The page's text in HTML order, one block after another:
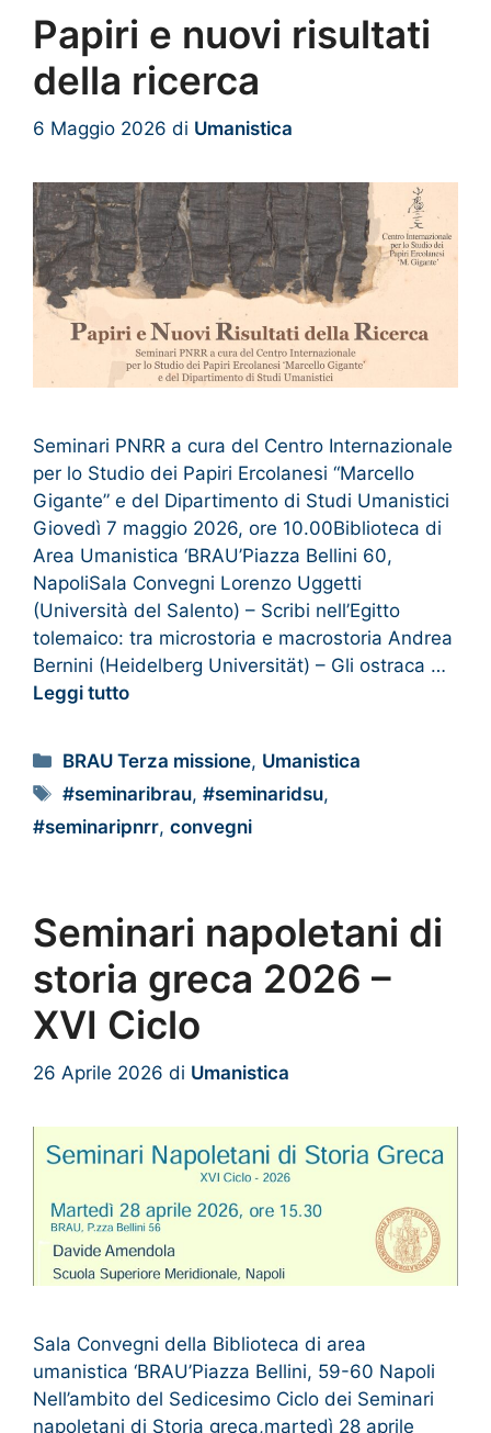
Papiri e nuovi risultati
della ricerca
6 Maggio 2026 di Umanistica
Seminari PNRR a cura del Centro Internazionale
per lo Studio dei Papiri Ercolanesi “Marcello
Gigante” e del Dipartimento di Studi Umanistici
Giovedì 7 maggio 2026, ore 10.00Biblioteca di
Area Umanistica ‘BRAU’Piazza Bellini 60,
NapoliSala Convegni Lorenzo Uggetti
(Università del Salento) – Scribi nell’Egitto
tolemaico: tra microstoria e macrostoria Andrea
Bernini (Heidelberg Universität) – Gli ostraca …
Leggi tutto
BRAU Terza missione, Umanistica
#seminaribrau,#seminaridsu,
#seminaripnrr, convegni
Seminari napoletani di
storia greca 2026 –
XVI Ciclo
26 Aprile 2026 di Umanistica
Sala Convegni della Biblioteca di area
umanistica ‘BRAU’Piazza Bellini, 59-60 Napoli
Nell’ambito del Sedicesimo Ciclo dei Seminari
napoletani di Storia greca,martedì 28 aprile